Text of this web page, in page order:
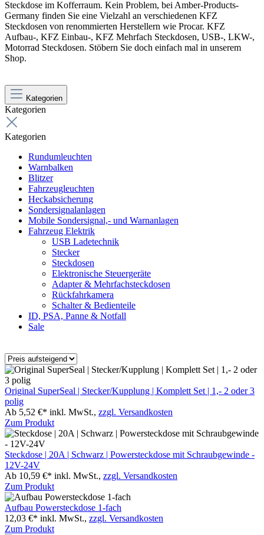
Steckdose im Kofferraum. Kein Problem, bei Amber-Products-
Germany finden Sie eine Vielzahl an verschiedenen KFZ
Steckdosen von renommierten Herstellern wie Procar. KFZ
Aufbau-, KFZ Einbau-, KFZ Mehrfach Steckdosen, USB-, LKW-,
Motorrad Steckdosen. Stöbern Sie doch einfach mal in unserem
Shop.
Kategorien
Kategorien
Kategorien
Rundumleuchten
Warnbalken
Blitzer
Fahrzeugleuchten
Heckabsicherung
Sondersignalanlagen
Mobile Sondersignal,- und Warnanlagen
Fahrzeug Elektrik
USB Ladetechnik
Stecker
Steckdosen
Elektronische Steuergeräte
Adapter & Mehrfachsteckdosen
Rückfahrkamera
Schalter & Bedienteile
ID, PSA, Panne & Notfall
Sale
Original SuperSeal | Stecker/Kupplung | Komplett Set | 1,- 2 oder 3
polig
Ab 5,52 €* inkl. MwSt., zzgl. Versandkosten
Zum Produkt
Steckdose | 20A | Schwarz | Powersteckdose mit Schraubgewinde -
12V-24V
Ab 10,59 €* inkl. MwSt., zzgl. Versandkosten
Zum Produkt
Aufbau Powersteckdose 1-fach
12,03 €* inkl. MwSt., zzgl. Versandkosten
Zum Produkt